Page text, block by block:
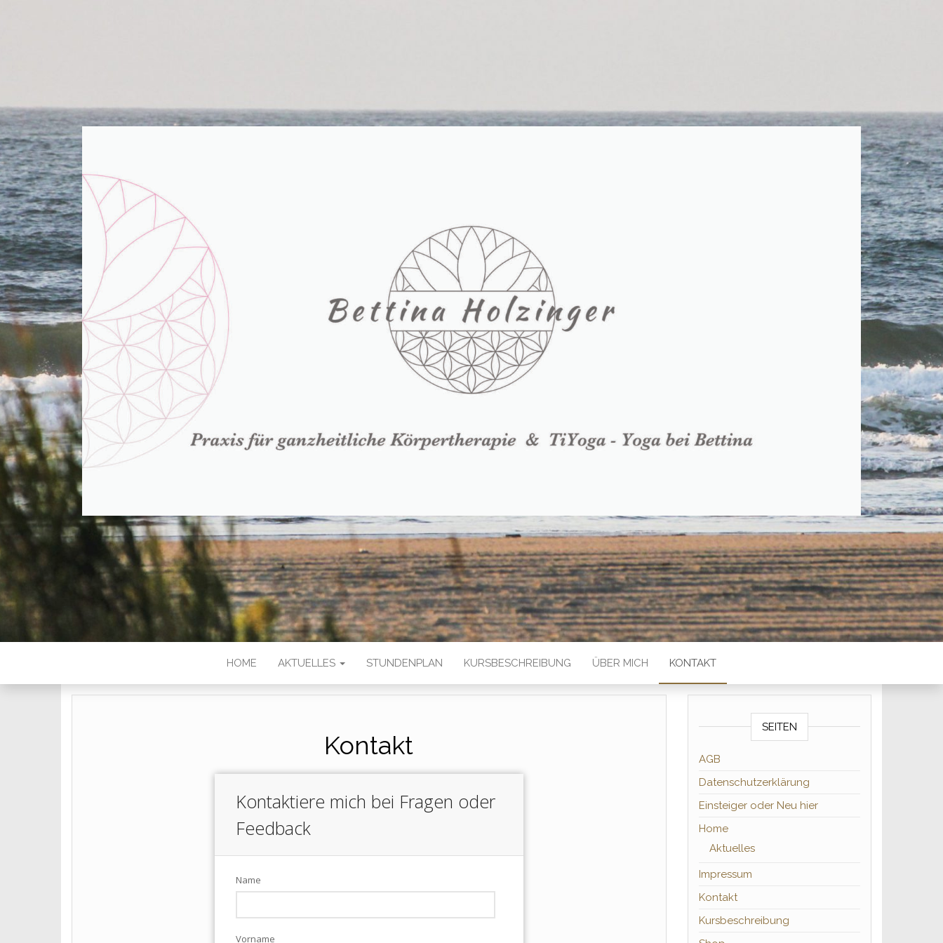
HOME AKTUELLES STUNDENPLAN KURSBESCHREIBUNG ÜBER MICH KONTAKT
Kontakt
Kontaktiere mich bei Fragen oder
Feedback
Name
Vorname
SEITEN
AGB
Datenschutzerklärung
Einsteiger oder Neu hier
Home
Aktuelles
Impressum
Kontakt
Kursbeschreibung